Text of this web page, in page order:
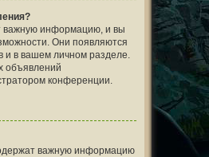
важную информацию, и вы
Они появляются
и в вашем личном разделе.
объявлений
конференции.
важную информацию